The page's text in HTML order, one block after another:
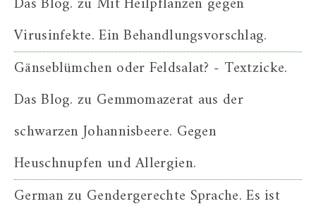
Virusinfekte. Ein Behandlungsvorschlag.
Gänseblümchen oder Feldsalat? - Textzicke.
Das Blog. zu Gemmomazerat aus der
schwarzen Johannisbeere. Gegen
Heuschnupfen und Allergien.
Germanzu Gendergerechte Sprache. Es ist